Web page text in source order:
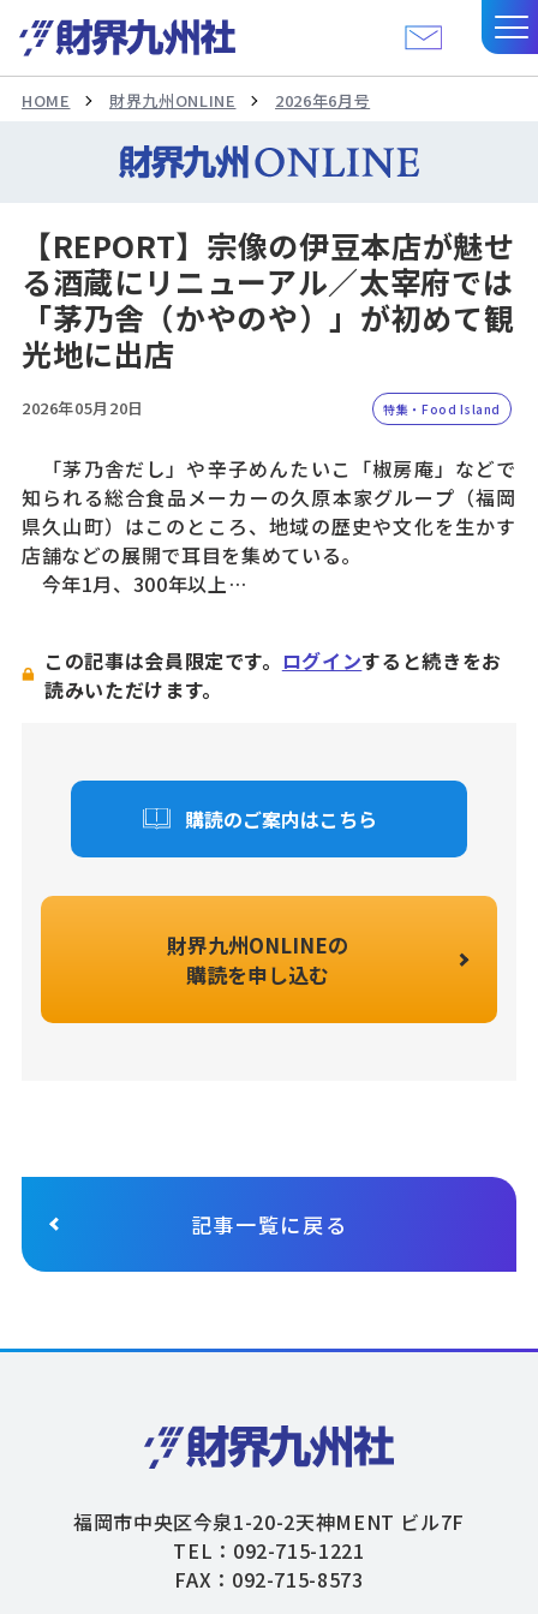
HOME 財界九州ONLINE 2026年6月号
【REPORT】宗像の伊豆本店が魅せ
る酒蔵にリニューアル／太宰府では
「茅乃舎（かやのや）」が初めて観
光地に出店
2026年05月20日 特集・Food Island
「茅乃舎だし」や辛子めんたいこ「椒房庵」などで
知られる総合食品メーカーの久原本家グループ（福岡
県久山町）はこのところ、地域の歴史や文化を生かす
店舗などの展開で耳目を集めている。
今年1月、300年以上…
この記事は会員限定です。 ログインすると続きをお
読みいただけます。
購読のご案内はこちら
財界九州ONLINEの
購読を申し込む
記事一覧に戻る
福岡市中央区今泉1-20-2天神MENT ビル7F
TEL：092-715-1221
FAX：092-715-8573